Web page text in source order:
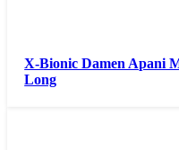
X-Bionic Damen Apani
Long